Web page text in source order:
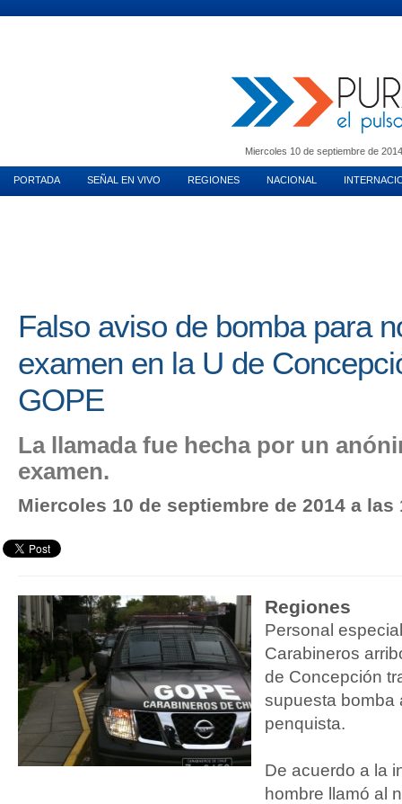
Miercoles 10 de septiembre de
PORTADA SEÑAL EN VIVO REGIONES NACIONAL
Falso aviso de bomba para
examen en la U de
GOPE
La llamada fue hecha por un
examen.
Miercoles 10 de septiembre de 2014 a las
Regiones
Personal
Carabineros
de Concepción
supuesta bomba
penquista.
De acuerdo a la
hombre llamó al